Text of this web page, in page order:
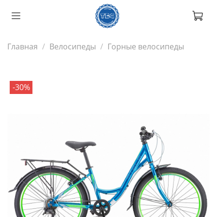
Главная Велосипеды Горные велосипеды
-30%